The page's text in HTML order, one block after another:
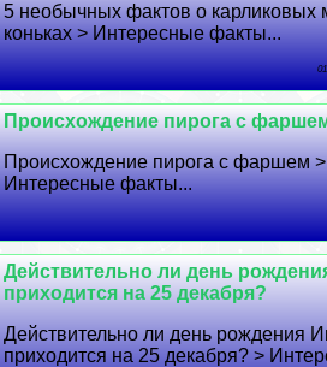
5 необычных фактов о карликовых
коньках > Интересные факты...
Происхождение пирога с
Происхождение пирога с фаршем >
Интересные факты...
Действительно ли день
приходится на 25 декабря?
Действительно ли день рождения
приходится на 25 декабря? >